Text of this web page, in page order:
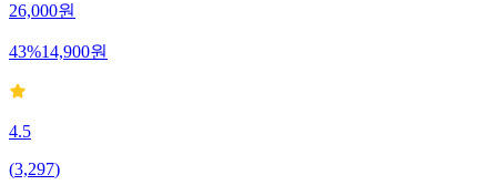
26,000원
43%14,900원
4.5
(3,297)